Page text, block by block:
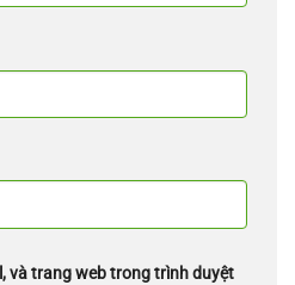
và trang web trong trình duyệt